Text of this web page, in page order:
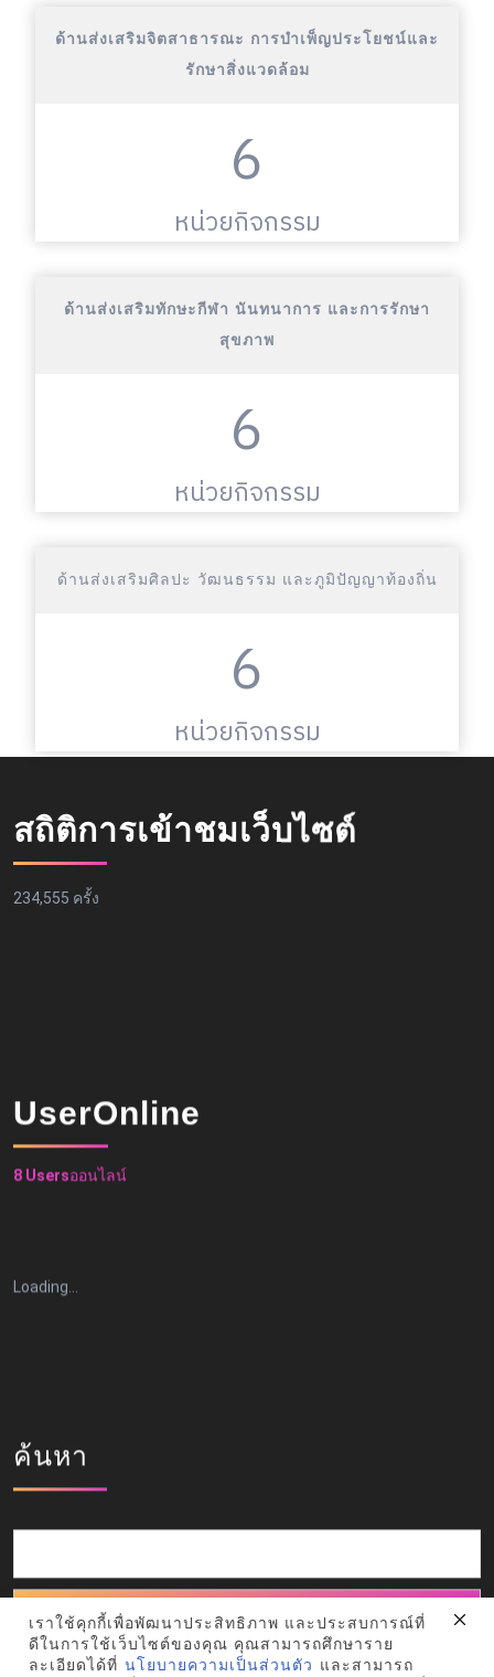
ด้านส่งเสริมจิตสาธารณะ การบำเพ็ญประโยชน์และ
รักษาสิ่งแวดล้อม
6
หน่วยกิจกรรม
ด้านส่งเสริมทักษะกีฬา นันทนาการ และการรักษา
สุขภาพ
6
หน่วยกิจกรรม
ด้านส่งเสริมศิลปะ วัฒนธรรม และภูมิปัญญาท้องถิ่น
6
หน่วยกิจกรรม
สถิติการเข้าชมเว็บไซต์
234,555 ครั้ง
UserOnline
8 Usersออนไลน์
Loading…
ค้นหา
ค้นหา
เราใช้คุกกี้เพื่อพัฒนาประสิทธิภาพ และประสบการณ์ที่
ดีในการใช้เว็บไซต์ของคุณ คุณสามารถศึกษาราย
ละเอียดได้ที่ นโยบายความเป็นส่วนตัว และสามารถ